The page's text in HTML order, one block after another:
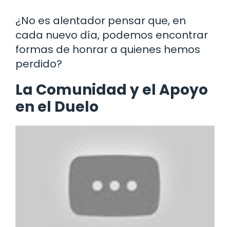
¿No es alentador pensar que, en
cada nuevo día, podemos encontrar
formas de honrar a quienes hemos
perdido?
La Comunidad y el Apoyo
en el Duelo